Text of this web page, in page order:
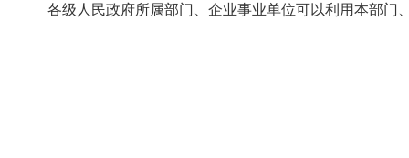
各级人民政府所属部门、企业事业单位可以利用本部门